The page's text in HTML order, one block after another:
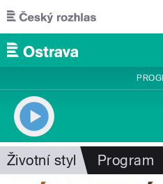
Přejít k hlavnímu obsahu
Životní styl Program